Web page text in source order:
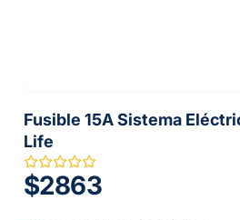
Fusible 15A Sistema
Life
$2863